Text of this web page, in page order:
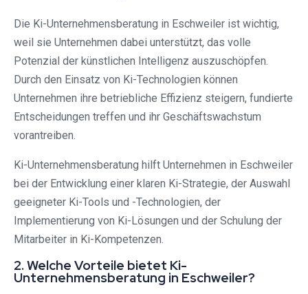
Die Ki-Unternehmensberatung in Eschweiler ist wichtig,
weil sie Unternehmen dabei unterstützt, das volle
Potenzial der künstlichen Intelligenz auszuschöpfen.
Durch den Einsatz von Ki-Technologien können
Unternehmen ihre betriebliche Effizienz steigern, fundierte
Entscheidungen treffen und ihr Geschäftswachstum
vorantreiben.
Ki-Unternehmensberatung hilft Unternehmen in Eschweiler
bei der Entwicklung einer klaren Ki-Strategie, der Auswahl
geeigneter Ki-Tools und -Technologien, der
Implementierung von Ki-Lösungen und der Schulung der
Mitarbeiter in Ki-Kompetenzen.
2. Welche Vorteile bietet Ki-
Unternehmensberatung in Eschweiler?